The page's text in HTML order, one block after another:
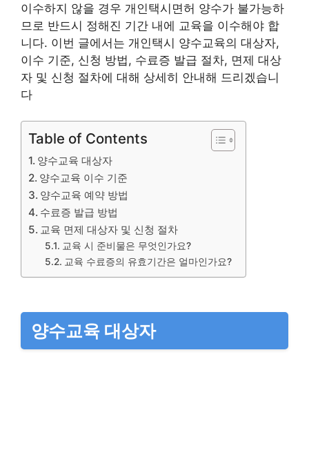
이수하지 않을 경우 개인택시면허 양수가 불가능하
므로 반드시 정해진 기간 내에 교육을 이수해야 합
니다. 이번 글에서는 개인택시 양수교육의 대상자,
이수 기준, 신청 방법, 수료증 발급 절차, 면제 대상
자 및 신청 절차에 대해 상세히 안내해 드리겠습니
다
Table of Contents
양수교육 대상자
양수교육 이수 기준
양수교육 예약 방법
수료증 발급 방법
교육 면제 대상자 및 신청 절차
교육 시 준비물은 무엇인가요?
교육 수료증의 유효기간은 얼마인가요?
양수교육 대상자